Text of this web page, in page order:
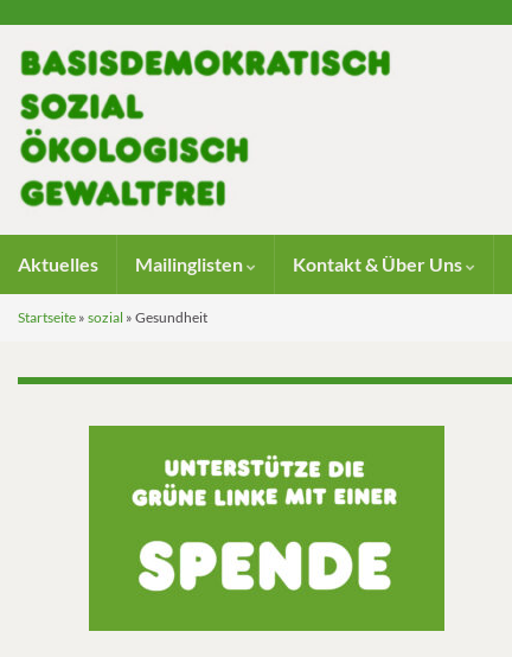
Aktuelles Mailinglisten Kontakt & Über Uns
Startseite » sozial » Gesundheit